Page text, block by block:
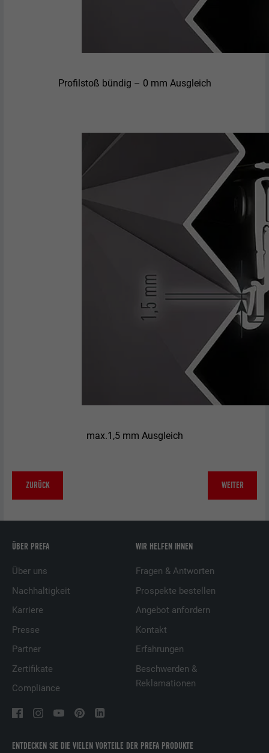
Profilstoß bündig – 0 mm Ausgleich
max.1,5 mm Ausgleich
ZURÜCK WEITER
ENTDECKEN SIE DIE VIELEN VORTEILE DER PREFA PRODUKTE
ÜBER PREFA
Über uns
Nachhaltigkeit
Karriere
Presse
Partner
Zertifikate
Compliance
WIR HELFEN IHNEN
Fragen & Antworten
Prospekte bestellen
Angebot anfordern
Kontakt
Erfahrungen
Beschwerden &
Reklamationen